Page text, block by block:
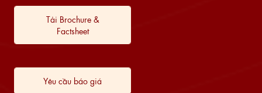
Tải Brochure &
Factsheet
Yêu cầu báo giá